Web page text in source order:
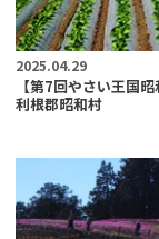
2025.04.29
【第7回やさい王国
利根郡昭和村